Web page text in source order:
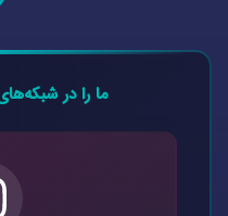
ما را در